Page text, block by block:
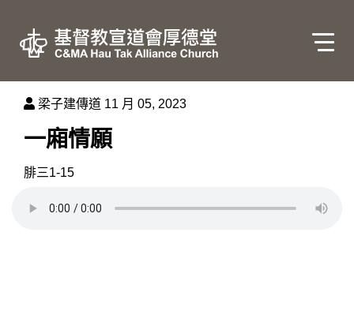
梁子建傳道 11 月 05, 2023
一廂情願
腓三1-15